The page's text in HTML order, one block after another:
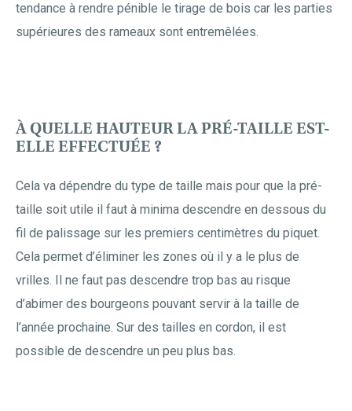
tendance à rendre pénible le tirage de bois car les parties
supérieures des rameaux sont entremêlées.
À QUELLE HAUTEUR LA PRÉ-TAILLE EST-
ELLE EFFECTUÉE ?
Cela va dépendre du type de taille mais pour que la pré-
taille soit utile il faut à minima descendre en dessous du
fil de palissage sur les premiers centimètres du piquet.
Cela permet d’éliminer les zones où il y a le plus de
vrilles. Il ne faut pas descendre trop bas au risque
d’abimer des bourgeons pouvant servir à la taille de
l’année prochaine. Sur des tailles en cordon, il est
possible de descendre un peu plus bas.